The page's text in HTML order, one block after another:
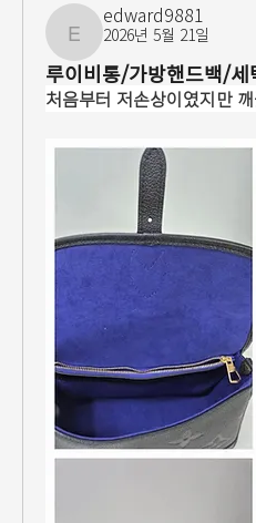
edward9881
edward9881
2026년 5월 21일
루이비통/가방핸드백/세
처음부터 저손상이였지만